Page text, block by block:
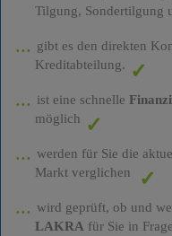
Tilgung, Sondertilgung
gibt es den direkten
Kreditabteilung.
ist eine schnelle
möglich
werden für Sie die
Markt verglichen
wird geprüft, ob und
LAKRA für Sie in